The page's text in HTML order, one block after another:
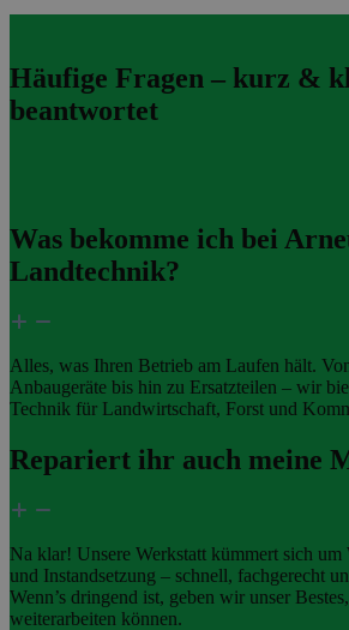
Häufige Fragen – kurz &
beantwortet
Was bekomme ich bei
Landtechnik?
Alles, was Ihren Betrieb am Laufen hält.
Anbaugeräte bis hin zu Ersatzteilen – wir
Technik für Landwirtschaft, Forst und
Repariert ihr auch meine
Na klar! Unsere Werkstatt kümmert sich um
und Instandsetzung – schnell, fachgerecht
Wenn’s dringend ist, geben wir unser
weiterarbeiten können.